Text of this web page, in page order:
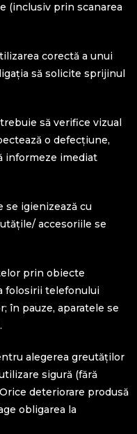
(inclusiv prin scanarea
corectă a unui
să solicite sprijinul
să verifice vizual
o defecțiune,
informeze imediat
se igienizează cu
accesoriile se
prin obiecte
folosirii telefonului
în pauze, aparatele se
alegerea greutăților
sigură (fără
deteriorare produsă
obligarea la